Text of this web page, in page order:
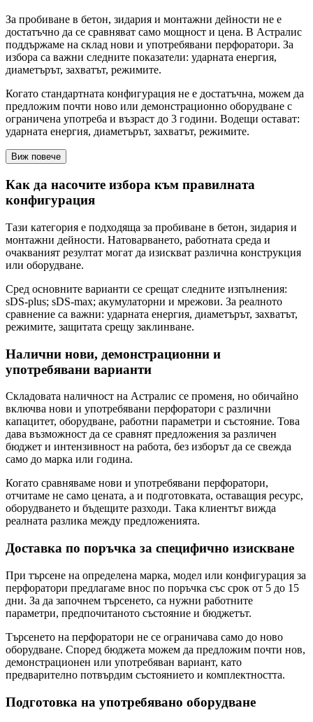
За пробиване в бетон, зидария и монтажни дейности не е
достатъчно да се сравняват само мощност и цена. В Астралис
поддържаме на склад нови и употребявани перфоратори. За
избора са важни следните показатели: ударната енергия,
диаметърът, захватът, режимите.
Когато стандартната конфигурация не е достатъчна, можем да
предложим почти ново или демонстрационно оборудване с
ограничена употреба и възраст до 3 години. Водещи остават:
ударната енергия, диаметърът, захватът, режимите.
Виж повече
Как да насочите избора към правилната
конфигурация
Тази категория е подходяща за пробиване в бетон, зидария и
монтажни дейности. Натоварването, работната среда и
очакваният резултат могат да изискват различна конструкция
или оборудване.
Сред основните варианти се срещат следните изпълнения:
sDS-plus; sDS-max; акумулаторни и мрежови. За реалното
сравнение са важни: ударната енергия, диаметърът, захватът,
режимите, защитата срещу заклинване.
Налични нови, демонстрационни и
употребявани варианти
Складовата наличност на Астралис се променя, но обичайно
включва нови и употребявани перфоратори с различни
капацитет, оборудване, работни параметри и състояние. Това
дава възможност да се сравнят предложения за различен
бюджет и интензивност на работа, без изборът да се свежда
само до марка или година.
Когато сравняваме нови и употребявани перфоратори,
отчитаме не само цената, а и подготовката, оставащия ресурс,
оборудването и бъдещите разходи. Така клиентът вижда
реалната разлика между предложенията.
Доставка по поръчка за специфично изискване
При търсене на определена марка, модел или конфигурация за
перфоратори предлагаме внос по поръчка със срок от 5 до 15
дни. За да започнем търсенето, са нужни работните
параметри, предпочитаното състояние и бюджетът.
Търсенето на перфоратори не се ограничава само до ново
оборудване. Според бюджета можем да предложим почти нов,
демонстрационен или употребяван вариант, като
предварително потвърдим състоянието и комплектността.
Подготовка на употребявано оборудване